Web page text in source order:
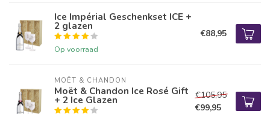
Ice Impérial Geschenkset ICE +
2 glazen
Op voorraad
€88,95
MOËT & CHANDON
Moët & Chandon Ice Rosé Gift
+ 2 Ice Glazen
€105,95
€99,95